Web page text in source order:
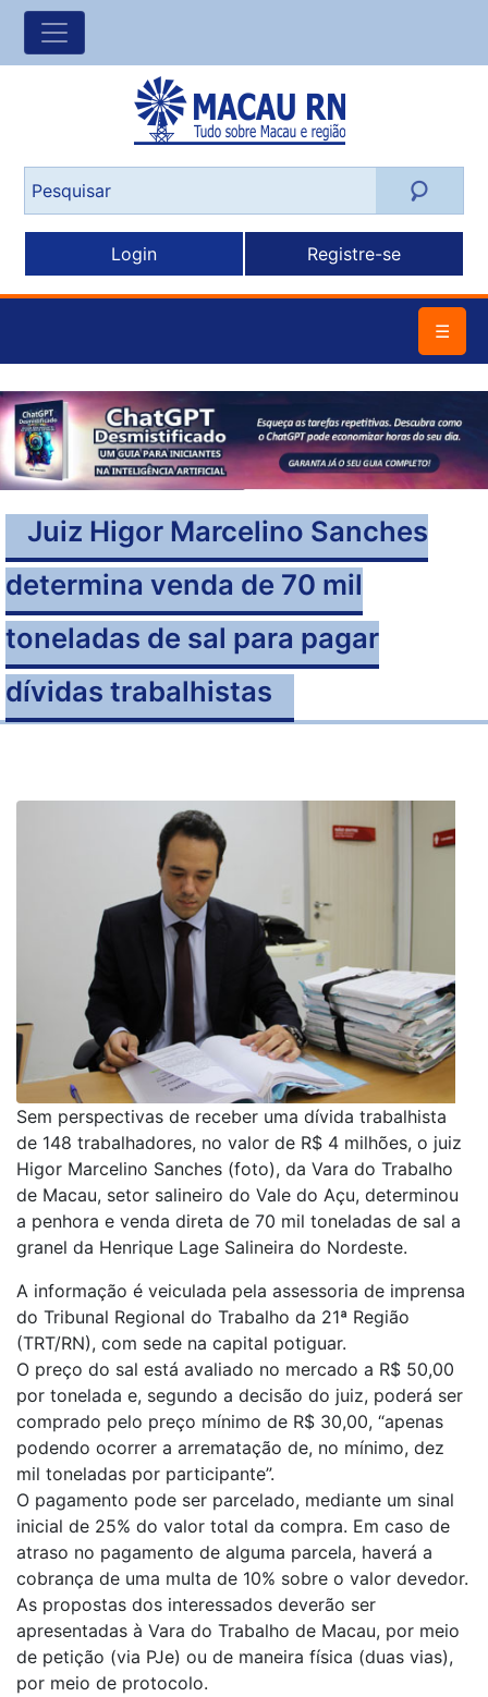
Login Registre-se
☰
Juiz Higor Marcelino Sanches
determina venda de 70 mil
toneladas de sal para pagar
dívidas trabalhistas
Sem perspectivas de receber uma dívida trabalhista
de 148 trabalhadores, no valor de R$ 4 milhões, o juiz
Higor Marcelino Sanches (foto), da Vara do Trabalho
de Macau, setor salineiro do Vale do Açu, determinou
a penhora e venda direta de 70 mil toneladas de sal a
granel da Henrique Lage Salineira do Nordeste.
A informação é veiculada pela assessoria de imprensa
do Tribunal Regional do Trabalho da 21ª Região
(TRT/RN), com sede na capital potiguar.
O preço do sal está avaliado no mercado a R$ 50,00
por tonelada e, segundo a decisão do juiz, poderá ser
comprado pelo preço mínimo de R$ 30,00, “apenas
podendo ocorrer a arrematação de, no mínimo, dez
mil toneladas por participante”.
O pagamento pode ser parcelado, mediante um sinal
inicial de 25% do valor total da compra. Em caso de
atraso no pagamento de alguma parcela, haverá a
cobrança de uma multa de 10% sobre o valor devedor.
As propostas dos interessados deverão ser
apresentadas à Vara do Trabalho de Macau, por meio
de petição (via PJe) ou de maneira física (duas vias),
por meio de protocolo.